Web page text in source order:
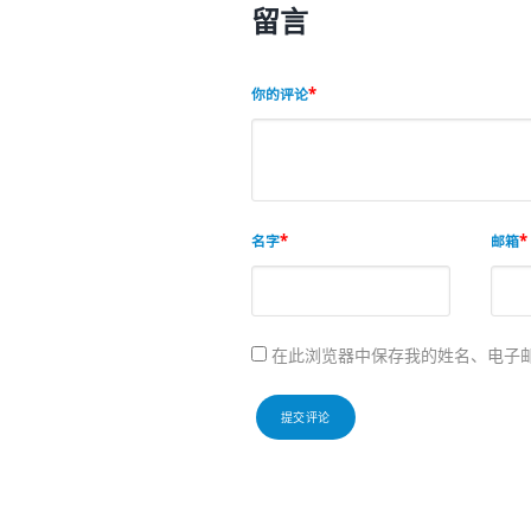
留言
你的评论
名字 邮箱
在此浏览器中保存我的姓名、电子